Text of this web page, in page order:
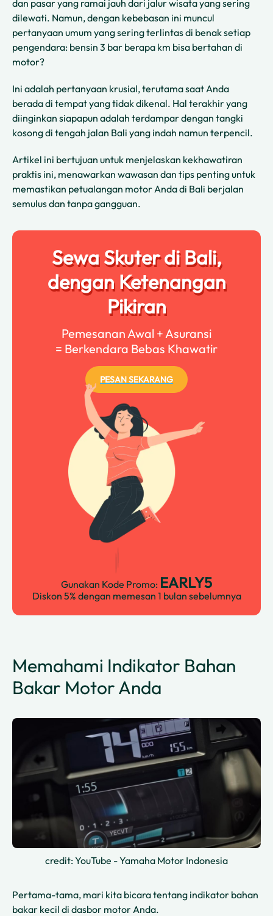
dan pasar yang ramai jauh dari jalur wisata yang sering
dilewati. Namun, dengan kebebasan ini muncul
pertanyaan umum yang sering terlintas di benak setiap
pengendara: bensin 3 bar berapa km bisa bertahan di
motor?
Ini adalah pertanyaan krusial, terutama saat Anda
berada di tempat yang tidak dikenal. Hal terakhir yang
diinginkan siapapun adalah terdampar dengan tangki
kosong di tengah jalan Bali yang indah namun terpencil.
Artikel ini bertujuan untuk menjelaskan kekhawatiran
praktis ini, menawarkan wawasan dan tips penting untuk
memastikan petualangan motor Anda di Bali berjalan
semulus dan tanpa gangguan.
Sewa Skuter di Bali,
dengan Ketenangan
Pikiran
Pemesanan Awal + Asuransi
= Berkendara Bebas Khawatir
PESAN SEKARANG
Gunakan Kode Promo: EARLY5
Diskon 5% dengan memesan 1 bulan sebelumnya
Memahami Indikator Bahan
Bakar Motor Anda
credit: YouTube - Yamaha Motor Indonesia
Pertama-tama, mari kita bicara tentang indikator bahan
bakar kecil di dasbor motor Anda.